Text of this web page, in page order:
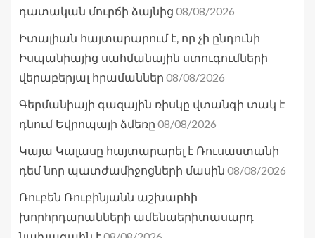
դատական մուրճի ձայնից 08/08/2026
Իտալիան հայտարարում է, որ չի ընդունի
Իսպանիայից սահմանային ստուգումների
վերաբերյալ հրամաններ 08/08/2026
Գերմանիայի գազային ռիսկը վտանգի տակ է
դնում Եվրոպայի ձմեռը 08/08/2026
Կայա Կալասը հայտարարել է Ռուսաստանի
դեմ նոր պատժամիջոցների մասին 08/08/2026
Ռուբեն Ռուբինյանն աշխարհի
խորհրդարանների ամենաերիտասարդ